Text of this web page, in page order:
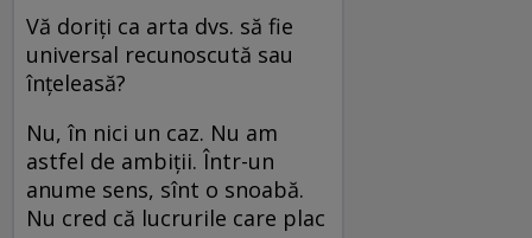
Vă doriţi ca arta dvs. să fie
universal recunoscută sau
înţeleasă?
Nu, în nici un caz. Nu am
astfel de ambiţii. Într-un
anume sens, sînt o snoabă.
Nu cred că lucrurile care plac